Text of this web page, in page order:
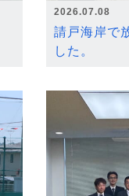
2026.07.08
請戸海岸で
した。